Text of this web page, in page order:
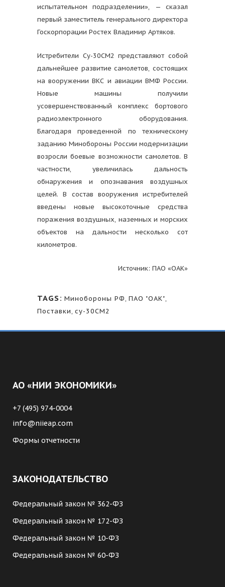
испытательном подразделении», — сказал
первый заместитель генерального директора
Госкорпорации Ростех Владимир Артяков.
Истребители Су-30СМ2 представляют собой
дальнейшее развитие самолетов, состоящих
на вооружении ВКС и авиации ВМФ России.
Новые машины получили
усовершенствованный комплекс бортового
радиоэлектронного оборудования.
Благодаря проведенной по техническому
заданию Минобороны России модернизации
возросли боевые возможности самолетов. В
частности, увеличилась дальность
обнаружения и опознавания воздушных
целей. В состав вооружения истребителей
введены новые высокоточные средства
поражения воздушных, наземных и морских
объектов на дальности несколько сот
километров.
Источник: ПАО «ОАК»
TAGS: Минобороны РФ, ПАО "ОАК",
Поставки, су-30СМ2
АО «НИИ ЭКОНОМИКИ»
+7 (495) 974-0004
info@niieap.com
Формы отчетности
ЗАКОНОДАТЕЛЬСТВО
Федеральный закон № 362-ФЗ
Федеральный закон № 172-ФЗ
Федеральный закон № 10-ФЗ
Федеральный закон № 60-ФЗ